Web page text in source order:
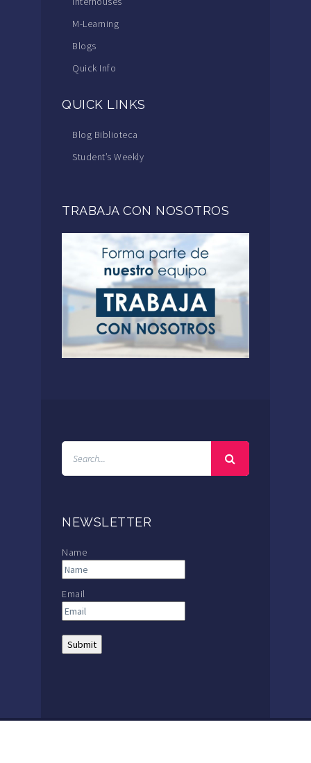
M-Learning
Blogs
Quick Info
QUICK LINKS
Blog Biblioteca
Student’s Weekly
TRABAJA CON NOSOTROS
NEWSLETTER
Name
Email